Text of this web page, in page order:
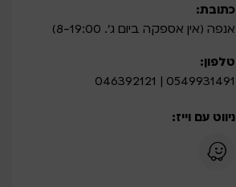
כתובת:
אנפה (אין אספקה ביום ג'. 8-19:00)
טלפון:
0549931491 | 046392121
ניווט עם וייז: